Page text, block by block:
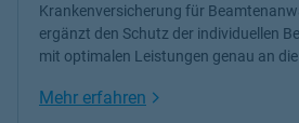
Krankenversicherung für
ergänzt den Schutz der individuellen
mit optimalen Leistungen genau an
Mehr erfahren Link Opens in New